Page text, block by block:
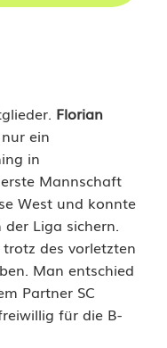
Florian
ein
in
Mannschaft
West und konnte
Liga sichern.
des vorletzten
Man entschied
Partner SC
für die B-